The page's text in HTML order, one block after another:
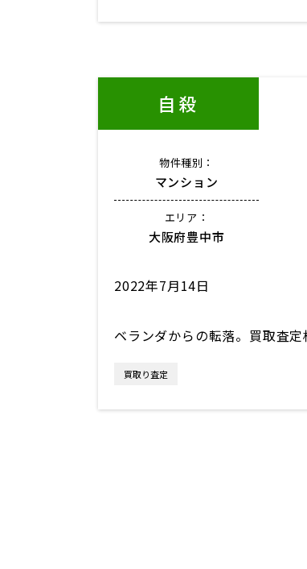
自殺
物件種別：
マンション
エリア：
大阪府豊中市
2022年7月14日
ベランダからの転落。買取査定
買取り査定